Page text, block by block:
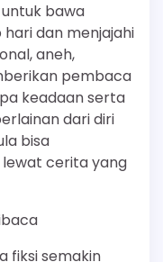
bawa
dan menjajahi
aneh,
pembaca
keadaan serta
dari diri
bisa
cerita yang
fiksi semakin